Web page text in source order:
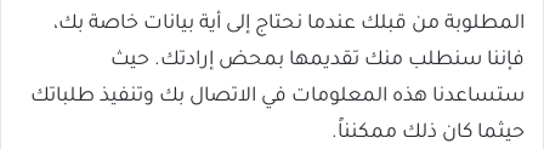
المطلوبة من قبلك عندما نحتاج إلى أية بيانات خاصة بك،
فإننا سنطلب منك تقديمها بمحض إرادتك. حيث
ستساعدنا هذه المعلومات في الاتصال بك وتنفيذ طلباتك
حيثما كان ذلك ممكنناً.